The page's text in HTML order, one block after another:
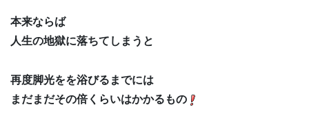
本来ならば
人生の地獄に落ちてしまうと
再度脚光をを浴びるまでには
まだまだその倍くらいはかかるもの